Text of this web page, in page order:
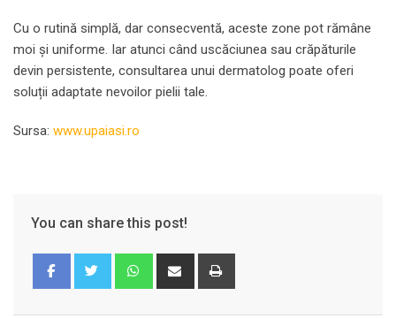
Cu o rutină simplă, dar consecventă, aceste zone pot rămâne
moi și uniforme. Iar atunci când uscăciunea sau crăpăturile
devin persistente, consultarea unui dermatolog poate oferi
soluții adaptate nevoilor pielii tale.
Sursa: www.upaiasi.ro
You can share this post!
WhatsappShare